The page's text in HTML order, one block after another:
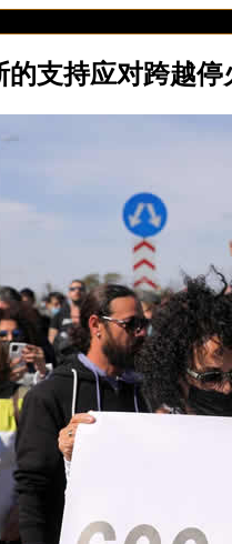
的支持应对跨越